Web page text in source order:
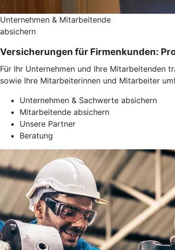
Unternehmen & Mitarbeitende
absichern
Versicherungen für Firmenkunden:
Für Ihr Unternehmen und Ihre Mitarbeitenden
sowie Ihre Mitarbeiterinnen und Mitarbeiter
Unternehmen & Sachwerte absichern
Mitarbeitende absichern
Unsere Partner
Beratung